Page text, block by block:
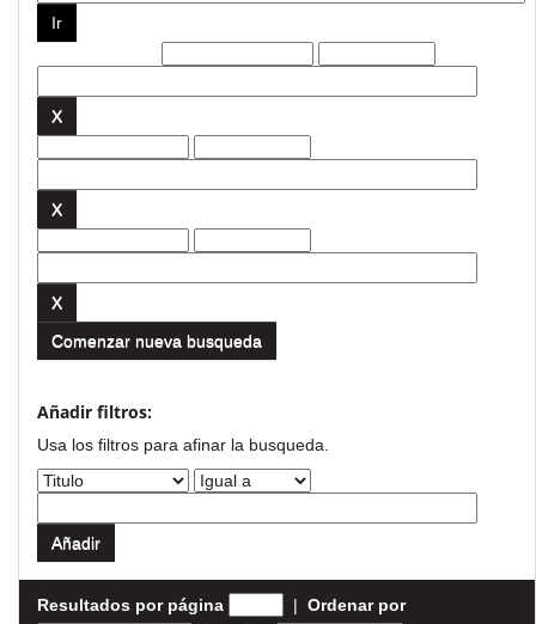
Comenzar nueva busqueda
Añadir filtros:
Usa los filtros para afinar la busqueda.
Resultados por página | Ordenar por